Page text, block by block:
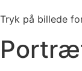
Tryk på billede